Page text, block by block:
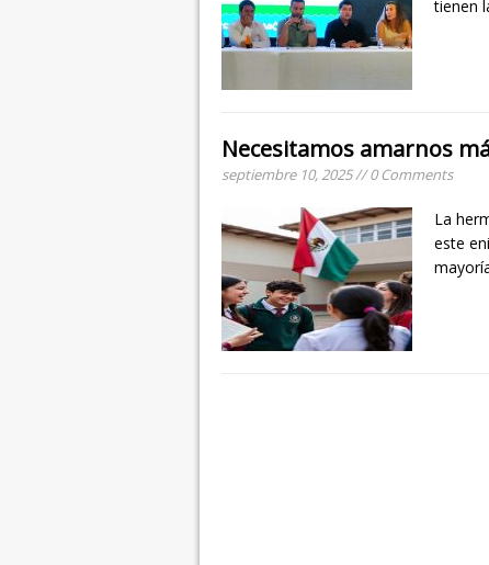
tienen
Necesitamos amarnos
septiembre 10, 2025 // 0 Comments
La
este